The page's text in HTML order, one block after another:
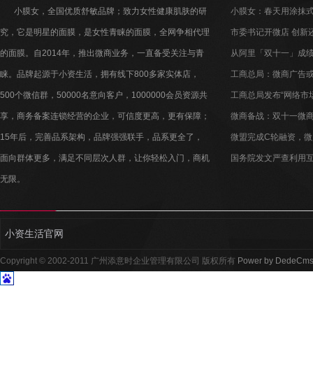
小膜女，全国优质舒敏品牌；致力女性健康肌肤的研
究，它是明星的面膜，是女性青睐的面膜，全网争相代理
的面膜。自2014年，推出微商业务，一直备受关注与青
睐。品牌起源于小资生活，拥有线下800多家实体店，
500个微信群，50000名意向客户，1000000会员资源共
享，商务备案连锁经营的企业，可信度更高，更有保障；
15年后，完善品系架构，品牌强强联手，品系更全了，
面向群体更多，满足不同层次人群，让你轻松入门，商机
无限。
小膜女：春天用涂抹
了~
市委书记开微店 创新
从阿里「双十一」成
个技术商业趋势
工商总局：微商广告
工商总局发布“网络市
微商备战：双十一微
的
微盟完成C轮融资，
国务院发文严查利用
小资生活官网
Copyright © 2002-2011 广州添意时企业管理有限公司 版权所有 Power by DedeCms